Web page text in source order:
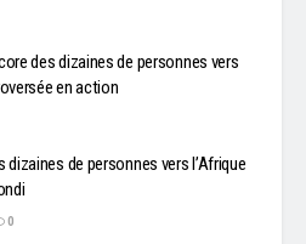
des dizaines de personnes vers
en action
de personnes vers l’Afrique
0